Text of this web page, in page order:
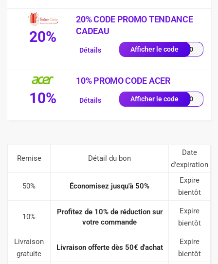
20%
20% CODE PROMO TENDANCE
CADEAU
Afficher le codeFF20
Détails
10%
10% PROMO CODE ACER
Afficher le codeVE10
Détails
Remise Détail du bon
Date
d'expiration
50% Économisez jusqu'à 50%
Expire
bientôt
10%
Profitez de 10% de réduction sur
votre commande
Expire
bientôt
Livraison
gratuite
Livraison offerte dès 50€ d'achat
Expire
bientôt